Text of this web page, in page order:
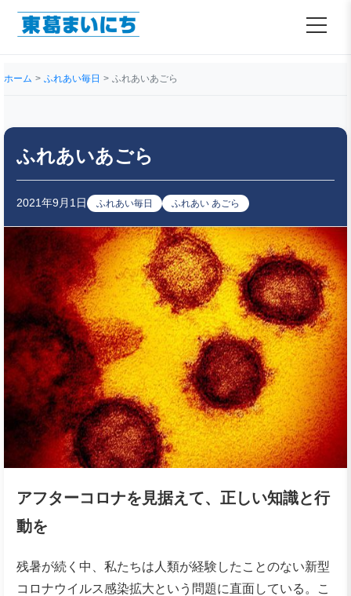
ホーム ふれあい毎日 ふれあいあごら
ふれあいあごら
2021年9月1日 ふれあい毎日 ふれあい あごら
アフターコロナを見据えて、正しい知識と行
動を
残暑が続く中、私たちは人類が経験したことのない新型
コロナウイルス感染拡大という問題に直面している。こ